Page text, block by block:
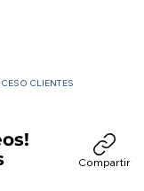
CLIENTES
Compartir